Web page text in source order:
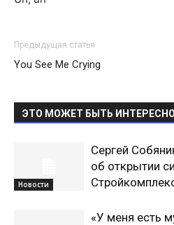
Предыдущая статья
You See Me Crying
ЭТО МОЖЕТ БЫТЬ ИНТЕРЕСНО
Новости
Сергей
об открытии
«У меня есть